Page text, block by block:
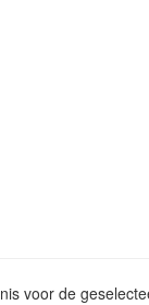
voor de